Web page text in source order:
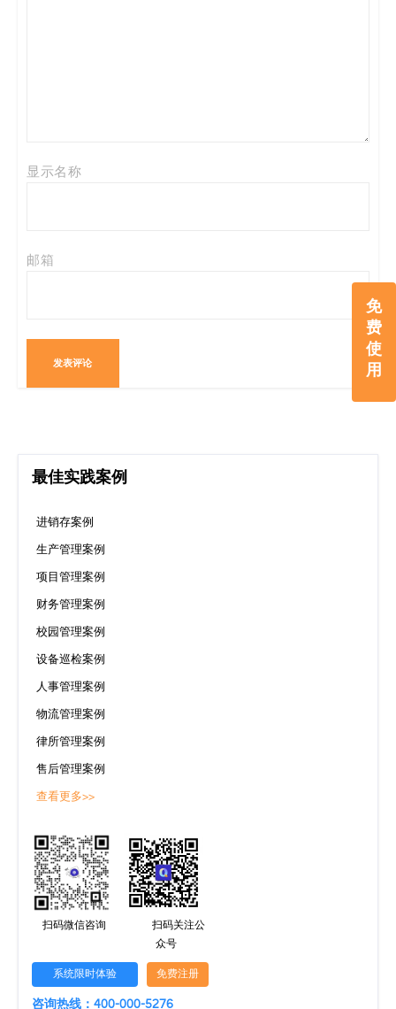
免
费
使
用
显示名称
邮箱
最佳实践案例
进销存案例
生产管理案例
项目管理案例
财务管理案例
校园管理案例
设备巡检案例
人事管理案例
物流管理案例
律所管理案例
售后管理案例
查看更多>>
扫码微信咨询
扫码关注公
众号
系统限时体验 免费注册
咨询热线：400-000-5276